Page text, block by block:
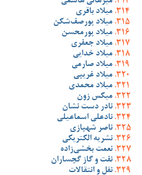
میلاد باقری
میلاد پورصف‌شکن
میلاد پورمحسن
میلاد جعفری
میلاد خدایی
میلاد صارمی
میلاد غریبی
میلاد محمدی
میکس زون
نادر دست نشان
نادعلی اسماعیلی
ناصر شهبازی
نشریه الکتریکی
نعمت بخشی‌زاده
نفت و گاز گچساران
نقل و انتقالات